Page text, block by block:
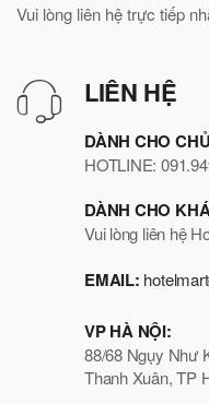
Vui lòng liên hệ trực tiếp
LIÊN HỆ
DÀNH CHO
HOTLINE:
DÀNH CHO
Vui lòng liên hệ
EMAIL:
VP HÀ NỘI:
88/68 Ngụy Như
Thanh Xuân, TP